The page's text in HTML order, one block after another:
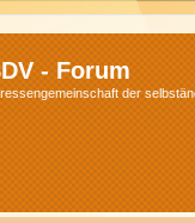
- Forum
der